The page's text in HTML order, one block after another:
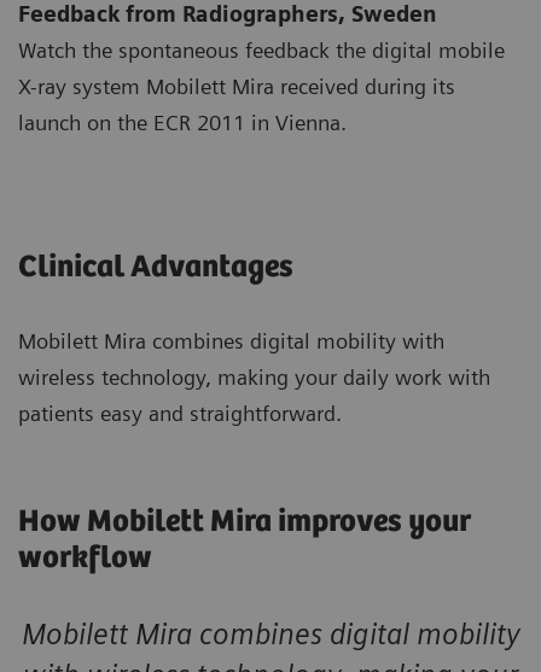
Feedback from Radiographers, Sweden
Watch the spontaneous feedback the digital mobile
X-ray system Mobilett Mira received during its
launch on the ECR 2011 in Vienna.
Clinical Advantages
Mobilett Mira combines digital mobility with
wireless technology, making your daily work with
patients easy and straightforward.
How Mobilett Mira improves your
workflow
Mobilett Mira combines digital mobility